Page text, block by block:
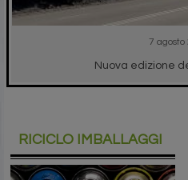
7 agosto
Nuova edizione
RICICLO IMBALLAGGI